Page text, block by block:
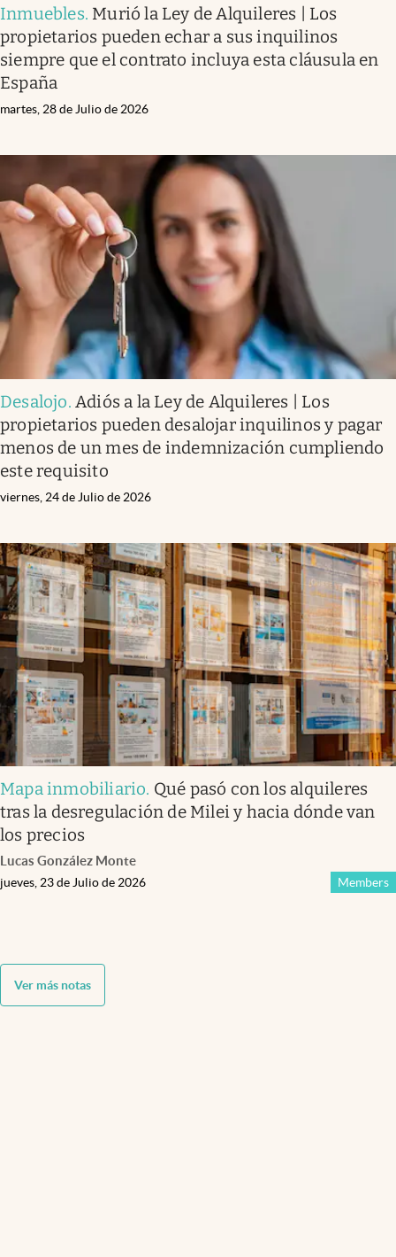
Inmuebles. Murió la Ley de Alquileres | Los
propietarios pueden echar a sus inquilinos
siempre que el contrato incluya esta cláusula en
España
martes, 28 de Julio de 2026
Desalojo.Adiós a la Ley de Alquileres | Los
propietarios pueden desalojar inquilinos y pagar
menos de un mes de indemnización cumpliendo
este requisito
viernes, 24 de Julio de 2026
Mapa inmobiliario. Qué pasó con los alquileres
tras la desregulación de Milei y hacia dónde van
los precios
Lucas González Monte
Members
jueves, 23 de Julio de 2026
Ver más notas